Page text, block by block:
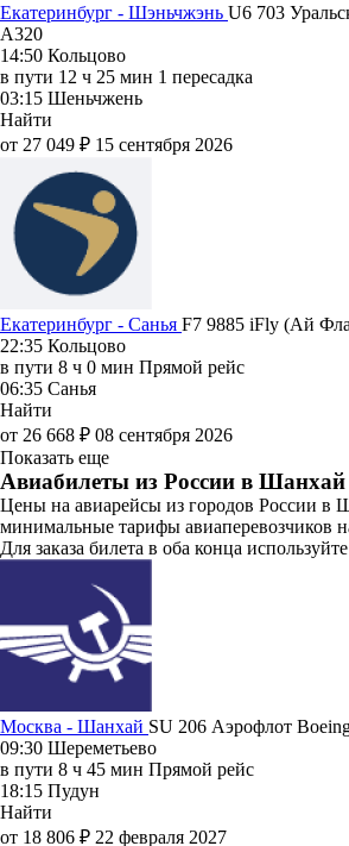
Екатеринбург - Шэньчжэнь U6 703
A320
14:50 Кольцово
в пути 12 ч 25 мин 1 пересадка
03:15 Шеньчжень
Найти
от 27 049 ₽ 15 сентября 2026
Екатеринбург - Санья F7 9885 iFly (Ай
22:35 Кольцово
в пути 8 ч 0 мин Прямой рейс
06:35 Санья
Найти
от 26 668 ₽ 08 сентября 2026
Показать еще
Авиабилеты из России в Шанхай
Цены на авиарейсы из городов России в
минимальные тарифы авиаперевозчиков
Для заказа билета в оба конца используйте
Москва - Шанхай SU 206 Аэрофлот
09:30 Шереметьево
в пути 8 ч 45 мин Прямой рейс
18:15 Пудун
Найти
от 18 806 ₽ 22 февраля 2027